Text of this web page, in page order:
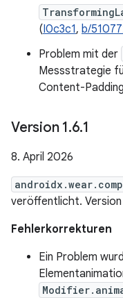
(I0c3c1, b/
Problem mit der
Messstrategie
Content-
Version 1.6.1
8. April 2026
veröffentlicht. Version
Fehlerkorrekturen
Ein Problem